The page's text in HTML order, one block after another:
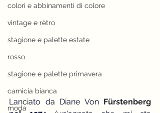
colori e abbinamenti di colore
vintage e rètro
stagione e palette estate
rosso
stagione e palette primavera
camicia bianca
moda
Lanciato da Diane Von Fürstenberg